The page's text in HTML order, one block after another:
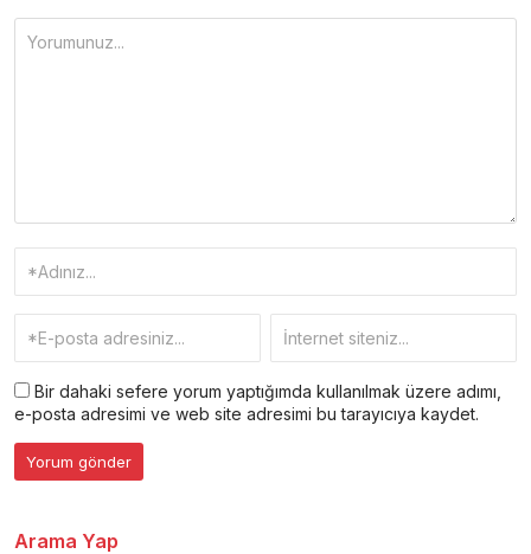
Bir dahaki sefere yorum yaptığımda kullanılmak üzere adımı,
e-posta adresimi ve web site adresimi bu tarayıcıya kaydet.
Arama Yap